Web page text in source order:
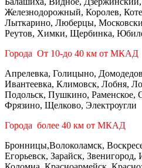
Железнодорожный, Королев,
Лыткарино, Люберцы,
Реутов, Химки, Щербинка,
Города От 10-до 40 км от МКАД
Апрелевка, Голицыно,
Ивантеевка, Климовск, Лобня,
Подольск, Пушкино, Раменское,
Фрязино, Щелково, Электроугли
Города более 40 км от МКАД
Бронницы,Волоколамск,
Егорьевск, Зарайск,